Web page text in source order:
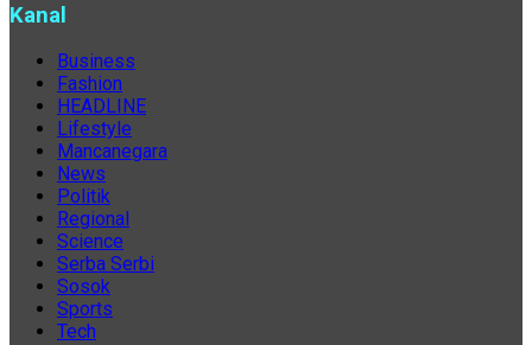
Kanal
Business
Fashion
HEADLINE
Lifestyle
Mancanegara
News
Politik
Regional
Science
Serba Serbi
Sosok
Sports
Tech